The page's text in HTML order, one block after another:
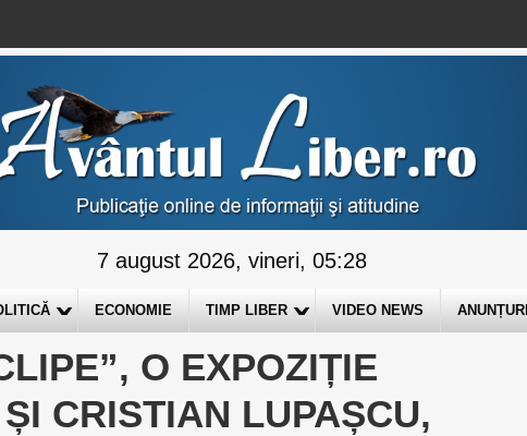
7 august 2026, vineri, 05:28
ECONOMIE TIMP LIBER VIDEO NEWS ANUNȚURI
O EXPOZIȚIE
CRISTIAN LUPAȘCU,